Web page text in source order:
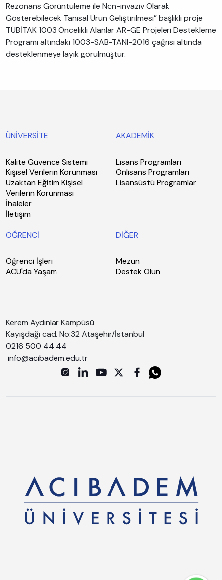
Rezonans Görüntüleme ile Non-invaziv Olarak
Gösterebilecek Tanısal Ürün Geliştirilmesi” başlıklı proje
TÜBİTAK 1003 Öncelikli Alanlar AR-GE Projeleri Destekleme
Programı altındaki 1003-SAB-TANI-2016 çağrısı altında
desteklenmeye layık görülmüştür.
ÜNİVERSİTE
Kalite Güvence Sistemi
Kişisel Verilerin Korunması
Uzaktan Eğitim Kişisel
Verilerin Korunması
İhaleler
İletişim
AKADEMİK
Lisans Programları
Önlisans Programları
Lisansüstü Programlar
ÖĞRENCİ
Öğrenci İşleri
ACU'da Yaşam
DİĞER
Mezun
Destek Olun
Kerem Aydınlar Kampüsü
Kayışdağı cad. No:32 Ataşehir/İstanbul
0216 500 44 44
info@acibadem.edu.tr